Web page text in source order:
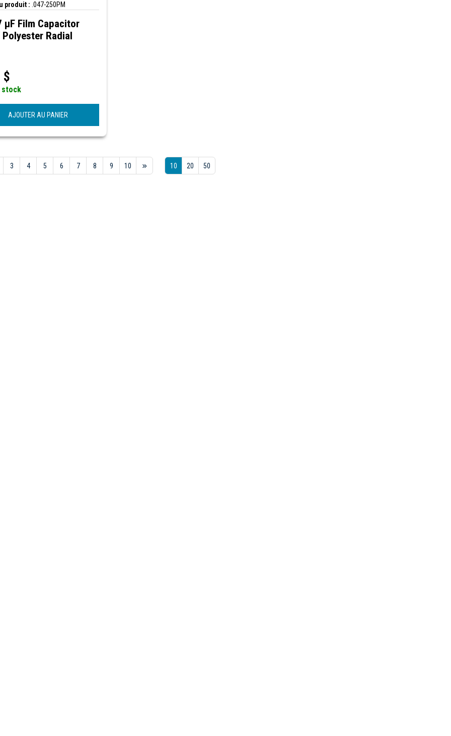
produit : .047-250PM
µF Film Capacitor
Polyester Radial
$
stock
AJOUTER AU PANIER
3 4 5 6 7 8 9 10 10 20 50